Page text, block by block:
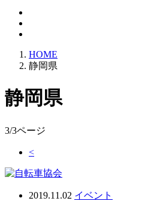
HOME
静岡県
静岡県
3/3ページ
<
2019.11.02 イベント